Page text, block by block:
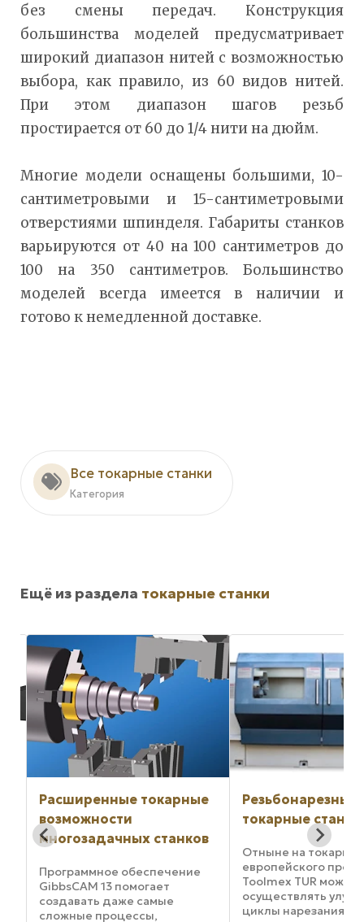
без смены передач. Конструкция
большинства моделей предусматривает
широкий диапазон нитей с возможностью
выбора, как правило, из 60 видов нитей.
При этом диапазон шагов резьб
простирается от 60 до 1/4 нити на дюйм.
Многие модели оснащены большими, 10-
сантиметровыми и 15-сантиметровыми
отверстиями шпинделя. Габариты станков
варьируются от 40 на 100 сантиметров до
100 на 350 сантиметров. Большинство
моделей всегда имеется в наличии и
готово к немедленной доставке.
Все токарные станки
Категория
Ещё из раздела токарные станки
Резьбонарезные
токарные станки
европейского производства
Toolmex TUR можно
осуществлять улучшенные
циклы нарезания резьбы и
Решения для
производства,
повышению